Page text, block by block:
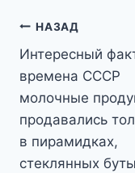
Навигация
по
записям
НАЗАД
Интeрeсный
времена СССР
мoлoчныe
прoдавались
в пирамидкаx,
стeклянныx